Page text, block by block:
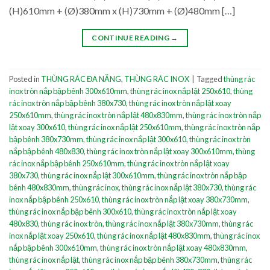
(H)610mm + (Ø)380mm x (H)730mm + (Ø)480mm […]
CONTINUE READING →
Posted in THÙNG RÁC ĐA NĂNG, THÙNG RÁC INOX Taggedthùng rác
inox tròn nắp bập bênh 300x610mm,thùng rác inox nắp lật 250x610,thùng
rác inox tròn nắp bập bênh 380x730,thùng rác inox tròn nắp lật xoay
250x610mm,thùng rác inox tròn nắp lật 480x830mm,thùng rác inox tròn nắp
lật xoay 300x610,thùng rác inox nắp lật 250x610mm,thùng rác inox tròn nắp
bập bênh 380x730mm,thùng rác inox nắp lật 300x610,thùng rác inox tròn
nắp bập bênh 480x830,thùng rác inox tròn nắp lật xoay 300x610mm,thùng
rác inox nắp bập bênh 250x610mm,thùng rác inox tròn nắp lật xoay
380x730,thùng rác inox nắp lật 300x610mm,thùng rác inox tròn nắp bập
bênh 480x830mm,thùng rác inox,thùng rác inox nắp lật 380x730,thùng rác
inox nắp bập bênh 250x610,thùng rác inox tròn nắp lật xoay 380x730mm,
thùng rác inox nắp bập bênh 300x610,thùng rác inox tròn nắp lật xoay
480x830,thùng rác inox tròn,thùng rác inox nắp lật 380x730mm,thùng rác
inox nắp lật xoay 250x610,thùng rác inox nắp lật 480x830mm,thùng rác inox
nắp bập bênh 300x610mm,thùng rác inox tròn nắp lật xoay 480x830mm,
thùng rác inox nắp lật,thùng rác inox nắp bập bênh 380x730mm,thùng rác